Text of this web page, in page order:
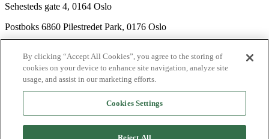
Sehesteds gate 4, 0164 Oslo
Postboks 6860 Pilestredet Park, 0176 Oslo
Nyhetsbrev
Ledige stillinger
Send inn manus
By clicking “Accept All Cookies”, you agree to the storing of
cookies on your device to enhance site navigation, analyze site
usage, and assist in our marketing efforts.
Cookies Settings